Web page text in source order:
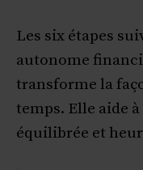
Les six étapes
autonome
transforme la
temps. Elle aide
équilibrée et